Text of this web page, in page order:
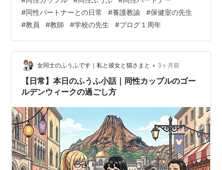
れはちょっとした事件です。 今回はブログ開設１周年と
いうことで、この１年間で見えてきたことや感じたこと
を書いてみようと思います。 🗓1年間で書いてきたこと
🏫学校のことは意外と知られていない 🛌保健室は「休む
場所」だけではない 👭同性カップルは意外と普通に暮ら
している 🌈おわりに：読んでくださっ…
#同性パートナーとの日常 #養護教諭 #保健室の先生
#教員 #教師 #学校の先生 #ブログ１周年
女同士のふうふです｜私と彼女と猫さまと • 3ヶ月前
【日常】本日のふうふ小話｜同性カップルのゴー
ルデンウィークの過ごし方